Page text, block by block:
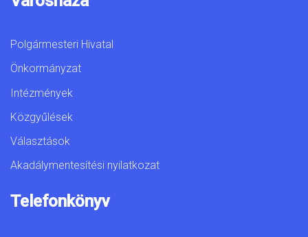
Polgármesteri Hivatal
Önkormányzat
Intézmények
Közgyűlések
Választások
Akadálymentesítési nyilatkozat
Telefonkönyv